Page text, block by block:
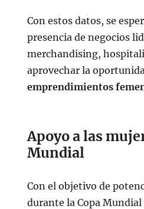
Con estos datos, se
presencia de negocios
merchandising,
aprovechar la
emprendimientos
Apoyo a las
Mundial
Con el objetivo de
durante la Copa